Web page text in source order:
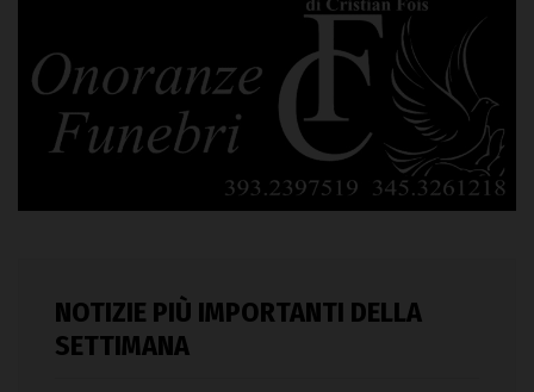
NOTIZIE PIÙ IMPORTANTI DELLA
SETTIMANA